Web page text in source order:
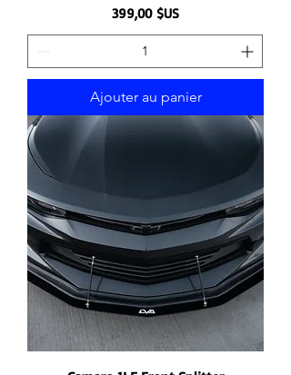
Prix
399,00 $US
Ajouter au panier